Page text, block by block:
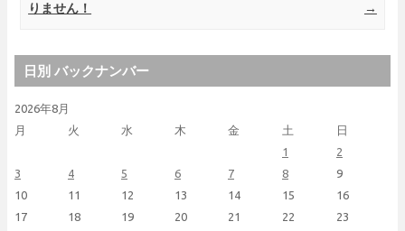
りません！
→
日別 バックナンバー
2026年8月
月
火 水 木 金 土 日
1
2
3
4 5 6 7 8
9
10
11 12 13 14 15
16
17
18 19 20 21 22
23